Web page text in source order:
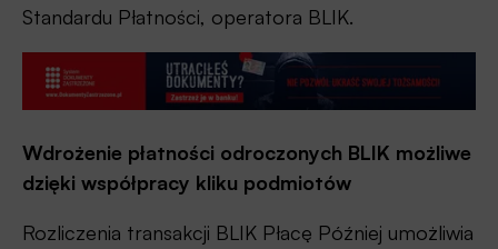
Standardu Płatności, operatora BLIK.
Wdrożenie płatności odroczonych BLIK możliwe
dzięki współpracy kliku podmiotów
Rozliczenia transakcji BLIK Płacę Później umożliwia